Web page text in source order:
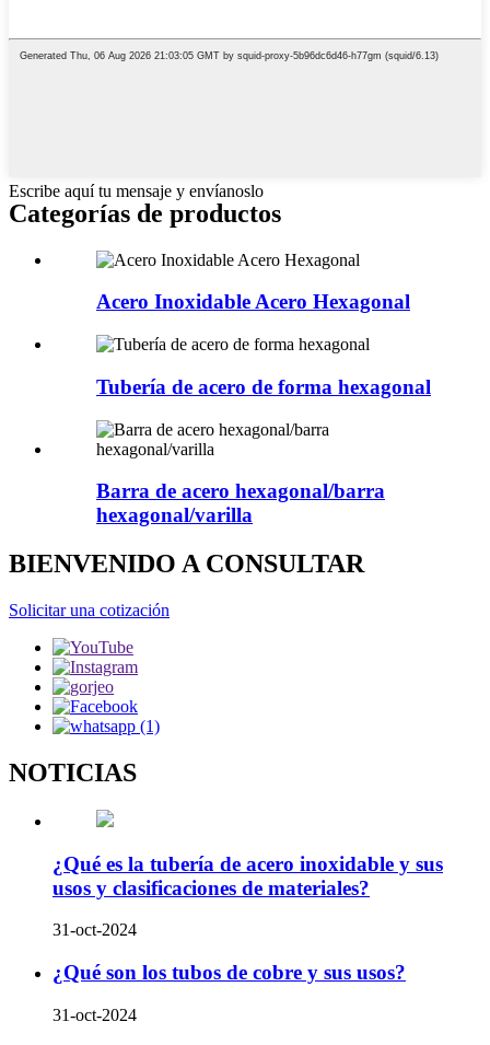
Escribe aquí tu mensaje y envíanoslo
Categorías de productos
Acero Inoxidable Acero Hexagonal
Tubería de acero de forma hexagonal
Barra de acero hexagonal/barra
hexagonal/varilla
BIENVENIDO A CONSULTAR
Solicitar una cotización
NOTICIAS
¿Qué es la tubería de acero inoxidable y sus
usos y clasificaciones de materiales?
31-oct-2024
¿Qué son los tubos de cobre y sus usos?
31-oct-2024